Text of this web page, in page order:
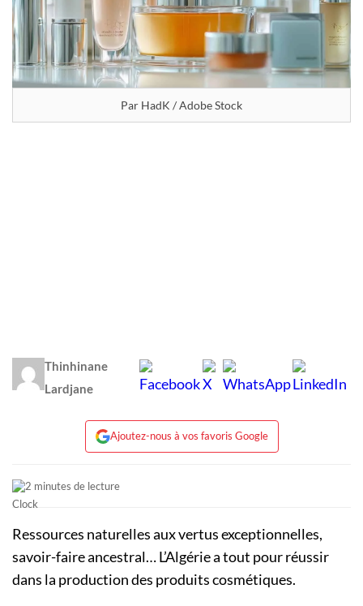
Par HadK / Adobe Stock
Thinhinane
Lardjane
Ajoutez-nous à vos favoris Google
2 minutes de lecture
Ressources naturelles aux vertus exceptionnelles,
savoir-faire ancestral… L’Algérie a tout pour réussir
dans la production des produits cosmétiques.